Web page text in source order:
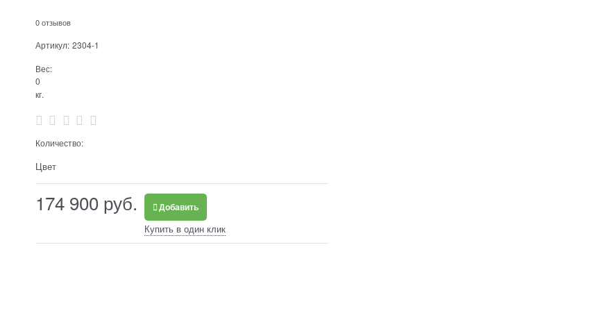
0 отзывов
Артикул: 2304-1
Вес:
0
кг.
Количество:
Цвет
174 900 руб. Добавить
Купить в один клик